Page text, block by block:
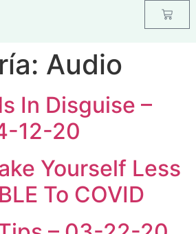
Audio
In Disguise –
12-20
Yourself Less
To COVID